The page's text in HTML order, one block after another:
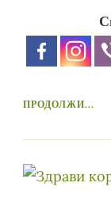
ПРОДОЛЖИ...